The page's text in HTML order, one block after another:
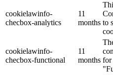
cookielawinfo-
checbox-analytics
11
months to
cookielawinfo-
checbox-functional
11
months for